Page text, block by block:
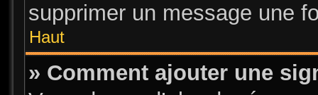
supprimer un message une
Haut
» Comment ajouter une